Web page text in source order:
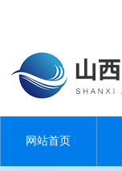
网站首页